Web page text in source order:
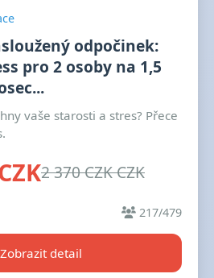
odpočinek:
pro 2 osoby na 1,5
vaše starosti a stres? Přece
2 370 CZK CZK
217/479
Zobrazit detail